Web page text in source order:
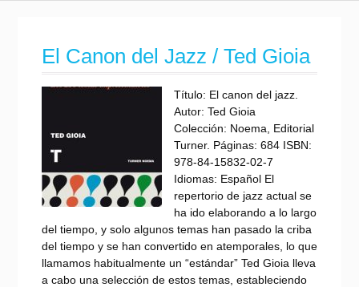
El Canon del Jazz / Ted Gioia
Título: El canon del jazz.
Autor: Ted Gioia
Colección: Noema, Editorial
Turner. Páginas: 684 ISBN:
978-84-15832-02-7
Idiomas: Español El
repertorio de jazz actual se
ha ido elaborando a lo largo
del tiempo, y solo algunos temas han pasado la criba
del tiempo y se han convertido en atemporales, lo que
llamamos habitualmente un “estándar” Ted Gioia lleva
a cabo una selección de estos temas, estableciendo